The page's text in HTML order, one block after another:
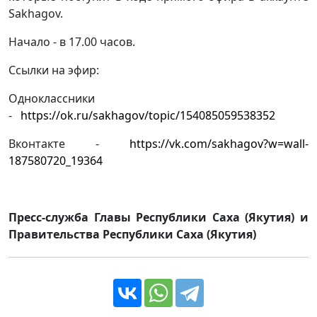
Sakhagov.
Начало - в 17.00 часов.
Ссылки на эфир:
Одноклассники
- https://ok.ru/sakhagov/topic/154085059538352
Вконтакте - https://vk.com/sakhagov?w=wall-
187580720_19364
Пресс-служба Главы Республики Саха (Якутия) и
Правительства Республики Саха (Якутия)